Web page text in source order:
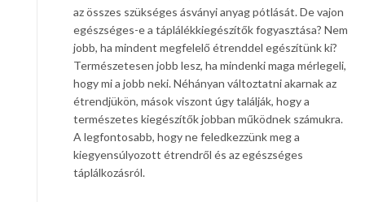
az összes szükséges ásványi anyag pótlását. De vajon
egészséges-e a táplálékkiegészítők fogyasztása? Nem
jobb, ha mindent megfelelő étrenddel egészítünk ki?
Természetesen jobb lesz, ha mindenki maga mérlegeli,
hogy mi a jobb neki. Néhányan változtatni akarnak az
étrendjükön, mások viszont úgy találják, hogy a
természetes kiegészítők jobban működnek számukra.
A legfontosabb, hogy ne feledkezzünk meg a
kiegyensúlyozott étrendről és az egészséges
táplálkozásról.